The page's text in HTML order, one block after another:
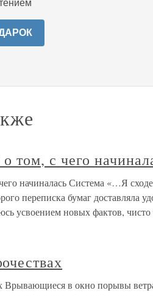
том, с чего
начиналась Система «…Я
переписка бумаг доставляла
усвоением новых фактов,
Врывающиеся в окно порывы